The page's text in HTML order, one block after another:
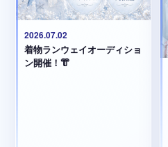
2026.07.02
着物ランウェイオーディショ
ン開催！👘